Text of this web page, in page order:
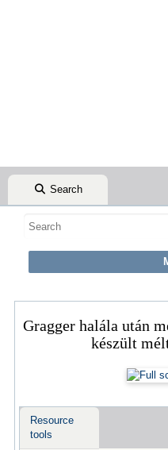
Search
Gragger halála után
készült
Resource
tools